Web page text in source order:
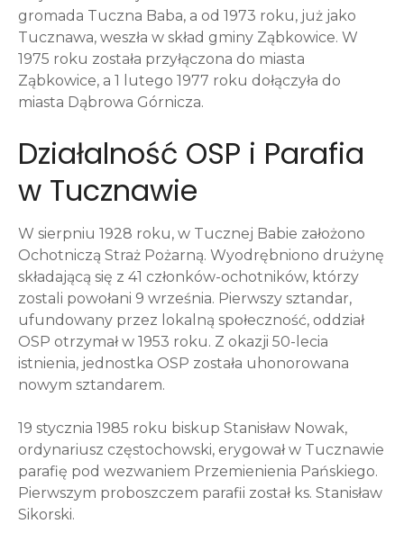
gromada Tuczna Baba, a od 1973 roku, już jako
Tucznawa, weszła w skład gminy Ząbkowice. W
1975 roku została przyłączona do miasta
Ząbkowice, a 1 lutego 1977 roku dołączyła do
miasta Dąbrowa Górnicza.
Działalność OSP i Parafia
w Tucznawie
W sierpniu 1928 roku, w Tucznej Babie założono
Ochotniczą Straż Pożarną. Wyodrębniono drużynę
składającą się z 41 członków-ochotników, którzy
zostali powołani 9 września. Pierwszy sztandar,
ufundowany przez lokalną społeczność, oddział
OSP otrzymał w 1953 roku. Z okazji 50-lecia
istnienia, jednostka OSP została uhonorowana
nowym sztandarem.
19 stycznia 1985 roku biskup Stanisław Nowak,
ordynariusz częstochowski, erygował w Tucznawie
parafię pod wezwaniem Przemienienia Pańskiego.
Pierwszym proboszczem parafii został ks. Stanisław
Sikorski.